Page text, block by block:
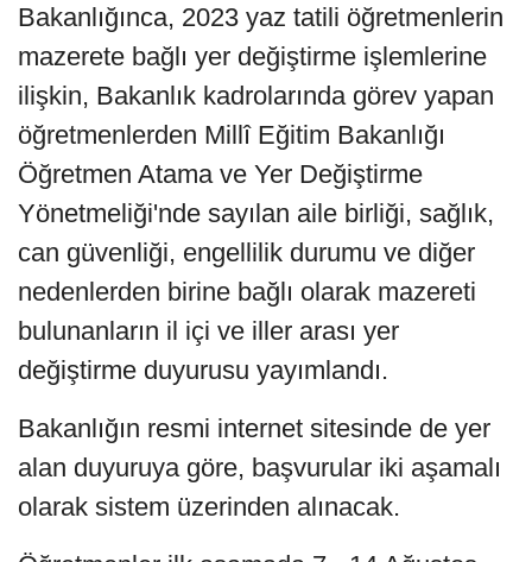
Bakanlığınca, 2023 yaz tatili öğretmenlerin
mazerete bağlı yer değiştirme işlemlerine
ilişkin, Bakanlık kadrolarında görev yapan
öğretmenlerden Millî Eğitim Bakanlığı
Öğretmen Atama ve Yer Değiştirme
Yönetmeliği'nde sayılan aile birliği, sağlık,
can güvenliği, engellilik durumu ve diğer
nedenlerden birine bağlı olarak mazereti
bulunanların il içi ve iller arası yer
değiştirme duyurusu yayımlandı.
Bakanlığın resmi internet sitesinde de yer
alan duyuruya göre, başvurular iki aşamalı
olarak sistem üzerinden alınacak.